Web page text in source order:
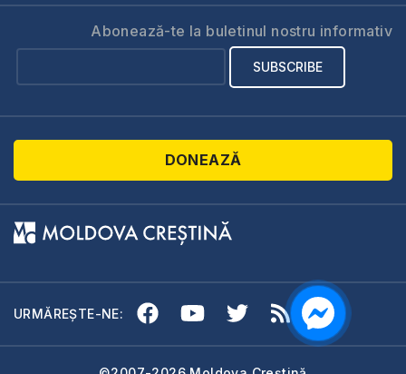
Abonează-te la buletinul nostru informativ
DONEAZĂ
URMĂREȘTE-NE: